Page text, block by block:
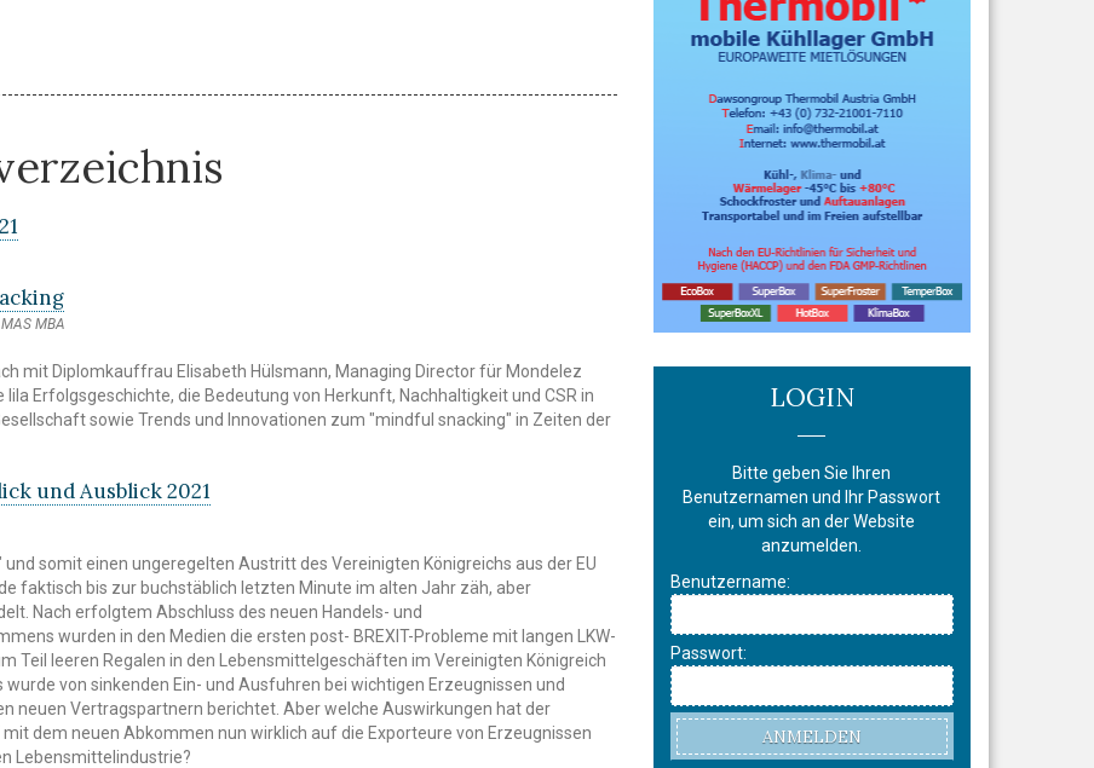
MBA
mit Diplomkauffrau Elisabeth Hülsmann, Managing Director für Mondelez
lila Erfolgsgeschichte, die Bedeutung von Herkunft, Nachhaltigkeit und CSR in
sowie Trends und Innovationen zum "mindful snacking" in Zeiten der
und Ausblick 2021
und somit einen ungeregelten Austritt des Vereinigten Königreichs aus der EU
faktisch bis zur buchstäblich letzten Minute im alten Jahr zäh, aber
Nach erfolgtem Abschluss des neuen Handels- und
wurden in den Medien die ersten post- BREXIT-Probleme mit langen LKW-
Teil leeren Regalen in den Lebensmittelgeschäften im Vereinigten Königreich
wurde von sinkenden Ein- und Ausfuhren bei wichtigen Erzeugnissen und
neuen Vertragspartnern berichtet. Aber welche Auswirkungen hat der
mit dem neuen Abkommen nun wirklich auf die Exporteure von Erzeugnissen
Lebensmittelindustrie?
LOGIN
Bitte geben Sie Ihren
Benutzernamen und Ihr Passwort
ein, um sich an der Website
anzumelden.
Benutzername:
Passwort:
ANMELDEN